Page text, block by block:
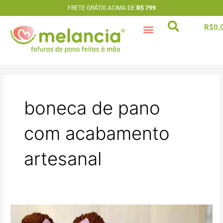
para
conteúdo
FRETE GRÁTIS ACIMA DER$ 799
R$
boneca de pano
com acabamento
artesanal
que